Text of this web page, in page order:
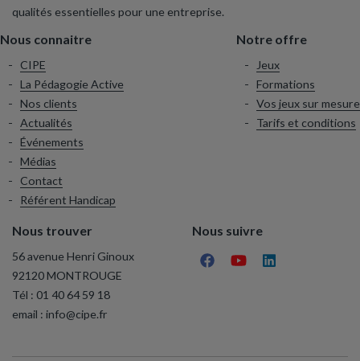
qualités essentielles pour une entreprise.
Nous connaitre
CIPE
La Pédagogie Active
Nos clients
Actualités
Événements
Médias
Contact
Référent Handicap
Notre offre
Jeux
Formations
Vos jeux sur mesure
Tarifs et conditions
Nous trouver
56 avenue Henri Ginoux
92120 MONTROUGE
Tél : 01 40 64 59 18
email : info@cipe.fr
Nous suivre